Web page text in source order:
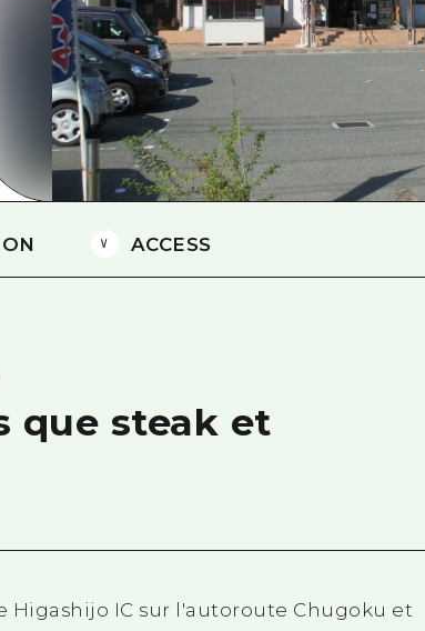
Est de Yamaguchi
Ehime
ACCESS
que steak et
Higashijo IC sur l'autoroute Chugoku et